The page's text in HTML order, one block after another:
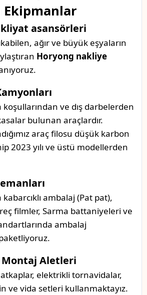
Ekipmanlar
asansörleri
ağır ve büyük eşyaların
Horyong nakliye
koşullarından ve dış darbelerden
bulunan araçlardır.
araç filosu düşük karbon
2023 yılı ve üstü modellerden
kabarcıklı ambalaj (Pat pat),
filmler, Sarma battaniyeleri ve
ambalaj
Aletleri
elektrikli tornavidalar,
ve vida setleri kullanmaktayız.